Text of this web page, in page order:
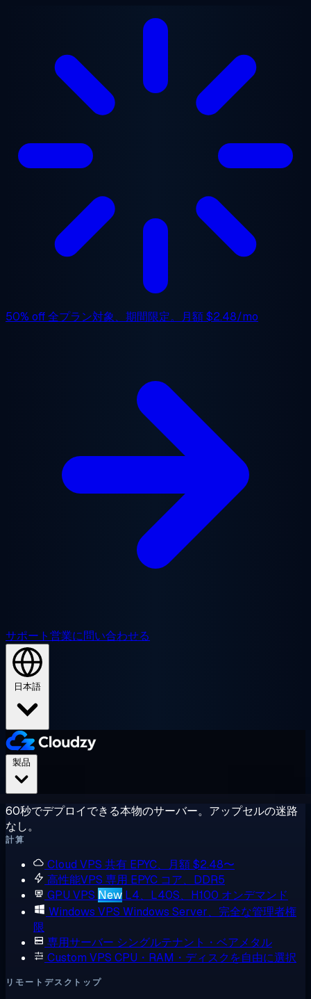
50% off全プラン対象、期間限定。月額$2.48/mo
サポート営業に問い合わせる
日本語
60秒でデプロイできる本物のサーバー。アップセルの迷路
なし。
計算
Cloud VPS 共有 EPYC、月額 $2.48〜
高性能VPS 専用 EPYC コア、DDR5
GPU VPS New L4、L40S、H100 オンデマンド
Windows VPS Windows Server、完全な管理者権
限
専用サーバー シングルテナント・ベアメタル
Custom VPS CPU・RAM・ディスクを自由に選択
リモートデスクトップ